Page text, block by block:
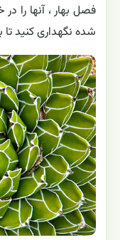
فصل بهار ، آنها را
شده نگهداری کنید